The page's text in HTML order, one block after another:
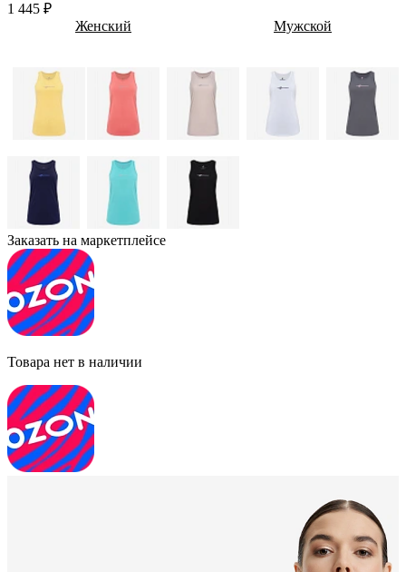
1 445 ₽
Женский
Мужской
Заказать на маркетплейсе
Товара нет в наличии